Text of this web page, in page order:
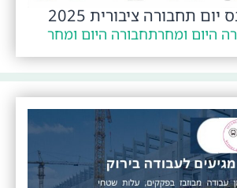
תחבורה ציבורית 2025
היום ומחרתחבורה היום ומחר